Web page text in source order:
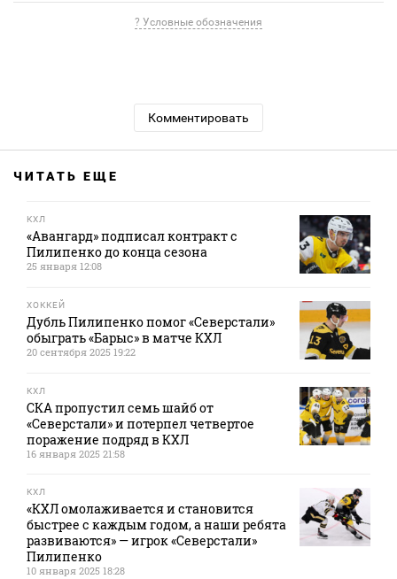
? Условные обозначения
Комментировать
ЧИТАТЬ ЕЩЕ
КХЛ
«Авангард» подписал контракт с
Пилипенко до конца сезона
25 января 12:08
ХОККЕЙ
Дубль Пилипенко помог «Северстали»
обыграть «Барыс» в матче КХЛ
20 сентября 2025 19:22
КХЛ
СКА пропустил семь шайб от
«Северстали» и потерпел четвертое
поражение подряд в КХЛ
16 января 2025 21:58
КХЛ
«КХЛ омолаживается и становится
быстрее с каждым годом, а наши ребята
развиваются» — игрок «Северстали»
Пилипенко
10 января 2025 18:28